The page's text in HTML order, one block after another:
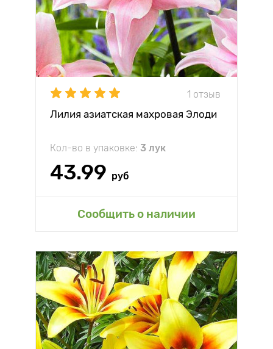
1 отзыв
Лилия азиатская махровая Элоди
Кол-во в упаковке: 3 лук
43.99 руб
Сообщить о наличии